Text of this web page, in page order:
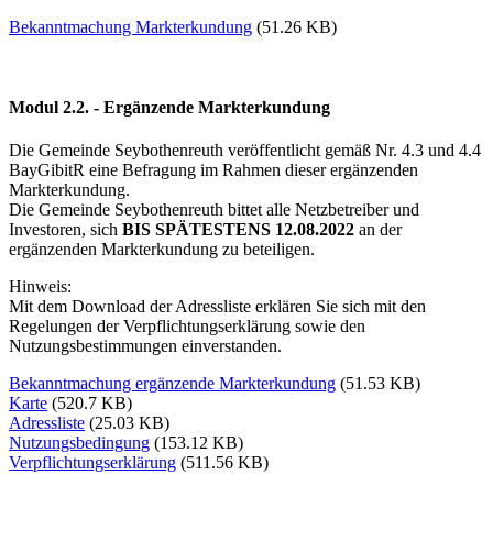
Bekanntmachung Markterkundung (51.26 KB)
Modul 2.2. - Ergänzende Markterkundung
Die Gemeinde Seybothenreuth veröffentlicht gemäß Nr. 4.3 und 4.4
BayGibitR eine Befragung im Rahmen dieser ergänzenden
Markterkundung.
Die Gemeinde Seybothenreuth bittet alle Netzbetreiber und
Investoren, sich BIS SPÄTESTENS 12.08.2022 an der
ergänzenden Markterkundung zu beteiligen.
Hinweis:
Mit dem Download der Adressliste erklären Sie sich mit den
Regelungen der Verpflichtungserklärung sowie den
Nutzungsbestimmungen einverstanden.
Bekanntmachung ergänzende Markterkundung (51.53 KB)
Karte (520.7 KB)
Adressliste (25.03 KB)
Nutzungsbedingung (153.12 KB)
Verpflichtungserklärung (511.56 KB)